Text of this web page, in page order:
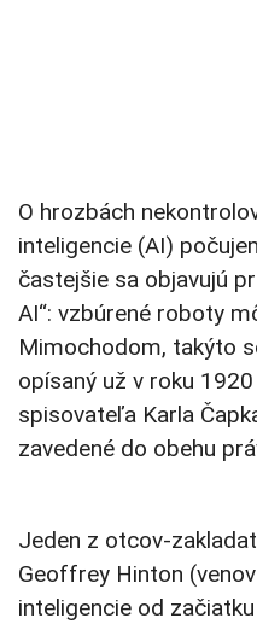
O hrozbách
inteligencie (AI)
častejšie sa objavujú
AI“: vzbúrené roboty
Mimochodom, takýto
opísaný už v roku
spisovateľa Karla
zavedené do obehu
Jeden z otcov-
Geoffrey Hinton
inteligencie od